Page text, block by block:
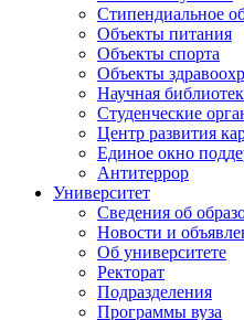
Стипендиальное
Объекты питания
Объекты спорта
Объекты
Научная
Студенческие
Центр развития
Единое окно
Антитеррор
Университет
Сведения об
Новости и
Об университете
Ректорат
Подразделения
Программы вуза